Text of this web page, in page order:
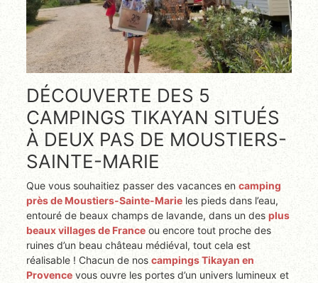
DÉCOUVERTE DES 5
CAMPINGS TIKAYAN SITUÉS
À DEUX PAS DE MOUSTIERS-
SAINTE-MARIE
Que vous souhaitiez passer des vacances encamping
près de Moustiers-Sainte-Marie les pieds dans l’eau,
entouré de beaux champs de lavande, dans un desplus
beaux villages de France ou encore tout proche des
ruines d’un beau château médiéval, tout cela est
réalisable ! Chacun de noscampings Tikayan en
Provence vous ouvre les portes d’un univers lumineux et